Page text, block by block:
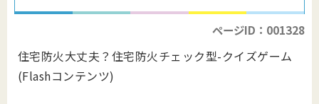
ページID：001328
住宅防火大丈夫？住宅防火チェック型-クイズゲーム
(Flashコンテンツ)